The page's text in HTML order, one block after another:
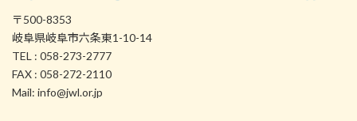
〒500-8353
岐阜県岐阜市六条東1-10-14
TEL : 058-273-2777
FAX : 058-272-2110
Mail: info@jwl.or.jp